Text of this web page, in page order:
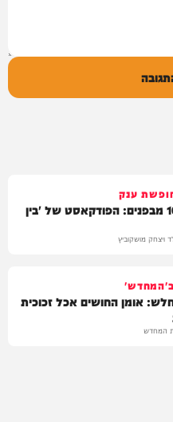
ענק
הצצה לכלא 10 מבפנים: הפודקאסט של 'בין
ויצחק מושקוביץ
ב'המחדש'
אומן החושים אכל זכוכית
המחדש